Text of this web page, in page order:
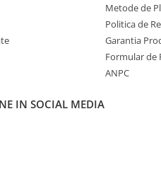
Metode de
Politica de
Garantia
Formular de
ANPC
IN SOCIAL MEDIA